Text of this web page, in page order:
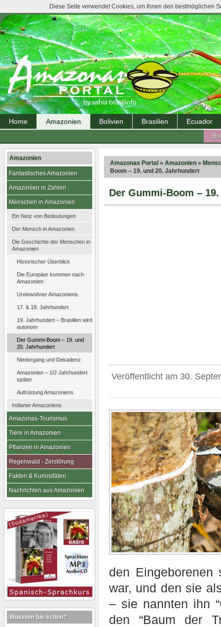
Home Amazonien Bolivien Brasilien Ecuador
Amazonas Portal » Amazonien »
Boom – 19. und 20. Jahrhundert
Der Gummi-Boom –
Veröffentlicht am 30.
den Eingeborenen
war, und den sie
– sie nannten ihn
den “Baum der
Amazonien
Fantastisches Amazonien
Amazonien in Zahlen
Menschen in Amazonien
Ein Netz von Bedeutungen
Der Mensch in Amazonien
Die Geschichte der Menschen in
Amazonien
Historischer Überblick
Die Europäer kommen nach
Amazonien
Ureinwohner Amazoniens
17. & 18. Jahrhundert
19. Jahrhundert – Brasilien wird
autonom
Der Gummi-Boom – 19. und
20. Jahrhundert
Niedergang und Dekadenz
Amazonien – 1/2 Jahrhundert
später
Aufrüstung Amazoniens
Indianer Amazoniens
Amazonas-Tourismus
Tiere in Amazonien
Pflanzen in Amazonien
Regenwald - Zerstörung
Fakten & Kuriositäten
Nachrichten aus Amazonien
Wussten Sie schon?
Diese Seite verwendet Cookies, um Ihnen den bestmöglichen